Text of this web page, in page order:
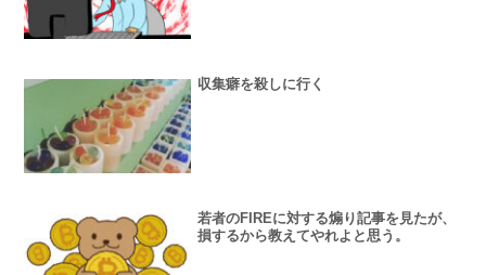
収集癖を殺しに行く
若者のFIREに対する煽り記事を見たが、
損するから教えてやれよと思う。